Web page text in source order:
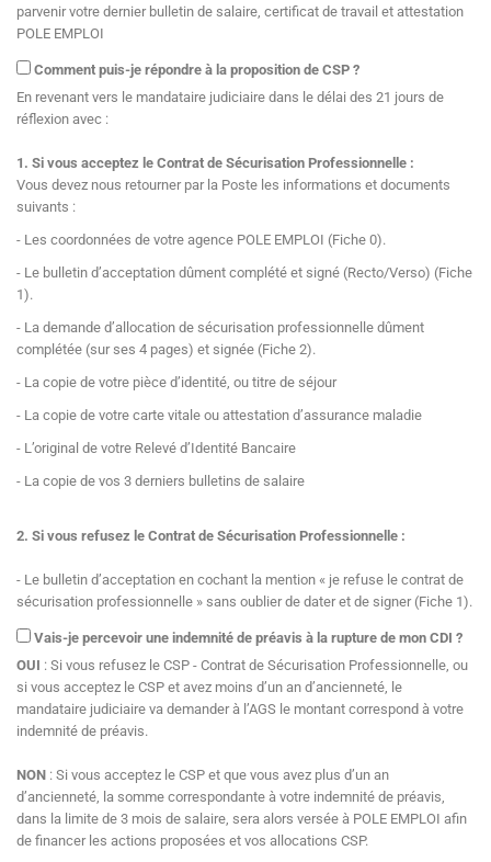
parvenir votre dernier bulletin de salaire, certificat de travail et attestation
POLE EMPLOI
Comment puis-je répondre à la proposition de CSP ?
En revenant vers le mandataire judiciaire dans le délai des 21 jours de
réflexion avec :
1. Si vous acceptez le Contrat de Sécurisation Professionnelle :
Vous devez nous retourner par la Poste les informations et documents
suivants :
- Les coordonnées de votre agence POLE EMPLOI (Fiche 0).
- Le bulletin d’acceptation dûment complété et signé (Recto/Verso) (Fiche
1).
- La demande d’allocation de sécurisation professionnelle dûment
complétée (sur ses 4 pages) et signée (Fiche 2).
- La copie de votre pièce d’identité, ou titre de séjour
- La copie de votre carte vitale ou attestation d’assurance maladie
- L’original de votre Relevé d’Identité Bancaire
- La copie de vos 3 derniers bulletins de salaire
2. Si vous refusez le Contrat de Sécurisation Professionnelle :
- Le bulletin d’acceptation en cochant la mention « je refuse le contrat de
sécurisation professionnelle » sans oublier de dater et de signer (Fiche 1).
Vais-je percevoir une indemnité de préavis à la rupture de mon CDI ?
OUI : Si vous refusez le CSP - Contrat de Sécurisation Professionnelle, ou
si vous acceptez le CSP et avez moins d’un an d’ancienneté, le
mandataire judiciaire va demander à l’AGS le montant correspond à votre
indemnité de préavis.
NON : Si vous acceptez le CSP et que vous avez plus d’un an
d’ancienneté, la somme correspondante à votre indemnité de préavis,
dans la limite de 3 mois de salaire, sera alors versée à POLE EMPLOI afin
de financer les actions proposées et vos allocations CSP.